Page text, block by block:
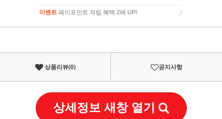
이벤트 페이포인트 적립 혜택 2배 UP!
이벤트페이포인트 적립 혜택 2배 UP!
상품리뷰(0) 공지사항
상세정보 새창 열기